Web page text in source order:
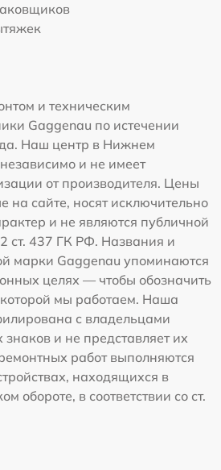
и техническим
Gaggenau по истечении
Наш центр в Нижнем
и не имеет
от производителя. Цены
на сайте, носят исключительно
и не являются публичной
ст. 437 ГК РФ. Названия и
марки Gaggenau упоминаются
целях — чтобы обозначить
мы работаем. Наша
с владельцами
и не представляет их
работ выполняются
находящихся в
обороте, в соответствии со ст.